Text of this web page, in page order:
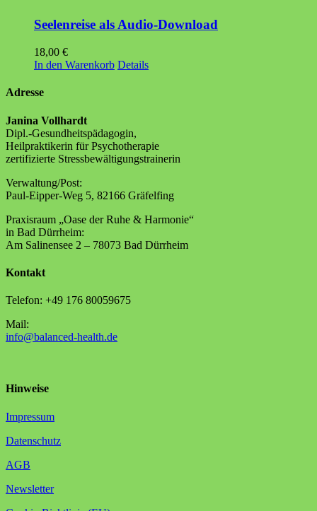
Seelenreise als Audio-Download
18,00 €
In den Warenkorb Details
Adresse
Janina Vollhardt
Dipl.-Gesundheitspädagogin,
Heilpraktikerin für Psychotherapie
zertifizierte Stressbewältigungstrainerin
Verwaltung/Post:
Paul-Eipper-Weg 5, 82166 Gräfelfing
Praxisraum „Oase der Ruhe & Harmonie“
in Bad Dürrheim:
Am Salinensee 2 – 78073 Bad Dürrheim
Kontakt
Telefon: +49 176 80059675
Mail:
info@balanced-health.de
Hinweise
Impressum
Datenschutz
AGB
Newsletter